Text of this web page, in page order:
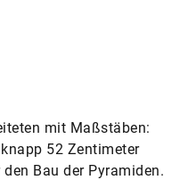
mit Maßstäben:
52 Zentimeter
Bau der Pyramiden.